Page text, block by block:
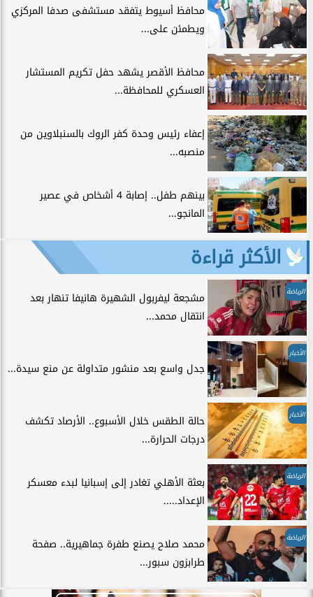
محافظ أسيوط يتفقد مستشفى صدفا المركزي
ويطمئن على...
محافظ الأقصر يشهد حفل تكريم المستشار
العسكري للمحافظة...
إعفاء رئيس وحدة كفر الروك بالسنبلاوين من
منصبه...
بينهم طفل.. إصابة 4 أشخاص في عصير
المانجو...
الأكثر قراءة
الرياضة
مشجعة ليفربول الشهيرة هانيفا تنهار بعد
انتقال محمد...
الأخبار
جدل واسع بعد منشور متداولة عن منع سيدة...
الأخبار
حالة الطقس خلال الأسبوع.. الأرصاد تكشف
درجات الحرارة...
الرياضة
بعثة الأهلي تغادر إلى إسبانيا لبدء معسكر
الإعداد.....
الرياضة
محمد صلاح يصنع طفرة جماهيرية.. صفحة
طرابزون سبور...